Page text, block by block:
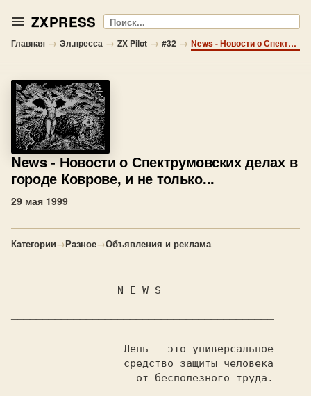
ZXPRESS Поиск
Главная → Эл.пресса → ZX Pilot → #32 → News - Новости о Спектрумовских делах в городе Коврове, и не только...
News- Новости о Спектрумовских делах в
городе Коврове, и не только...
29 мая 1999
Категории→Разное→Объявления и реклама
──────────────────────────────────────────